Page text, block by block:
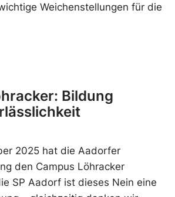
Weichenstellungen für die
Bildung
2025 hat die Aadorfer
den Campus Löhracker
SP Aadorf ist dieses Nein eine